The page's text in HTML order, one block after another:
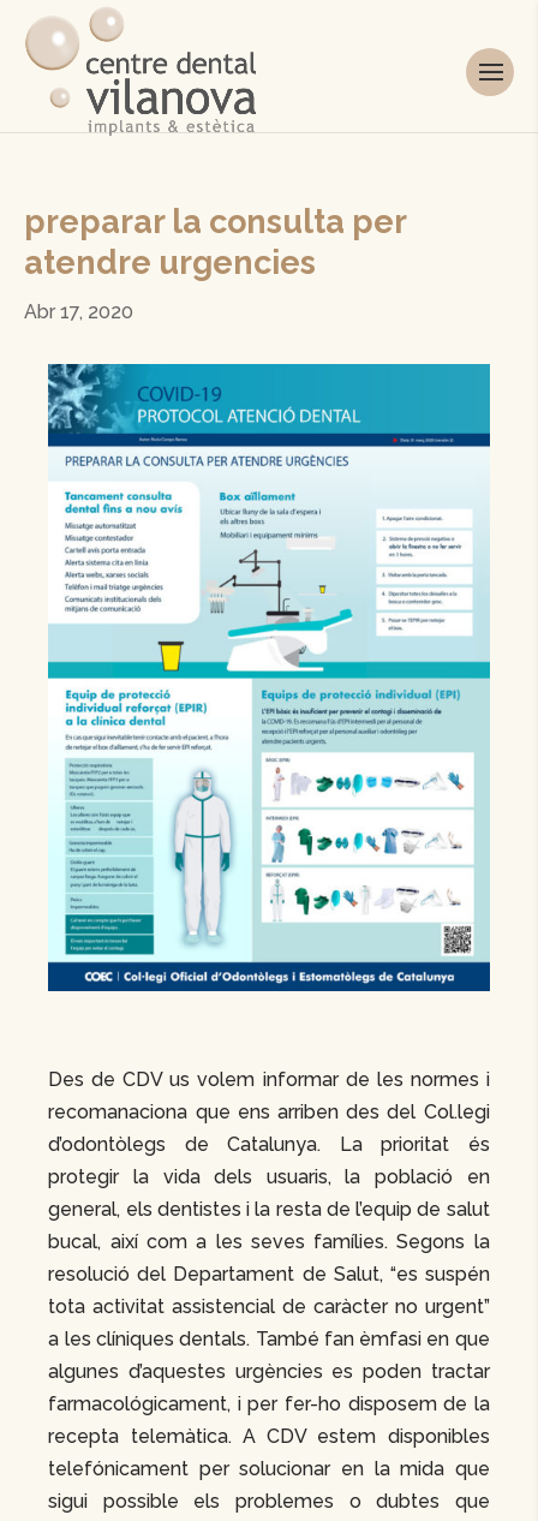
preparar la consulta per
atendre urgencies
Abr 17, 2020
Des de CDV us volem informar de les normes i
recomanaciona que ens arriben des del Col.legi
d’odontòlegs de Catalunya. La prioritat és
protegir la vida dels usuaris, la població en
general, els dentistes i la resta de l’equip de salut
bucal, així com a les seves famílies. Segons la
resolució del Departament de Salut, “es suspén
tota activitat assistencial de caràcter no urgent”
a les clíniques dentals. També fan èmfasi en que
algunes d’aquestes urgències es poden tractar
farmacológicament, i per fer-ho disposem de la
recepta telemàtica. A CDV estem disponibles
telefónicament per solucionar en la mida que
sigui possible els problemes o dubtes que